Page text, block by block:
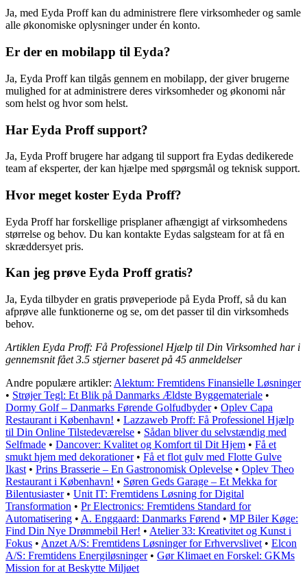
Ja, med Eyda Proff kan du administrere flere virksomheder og samle
alle økonomiske oplysninger under én konto.
Er der en mobilapp til Eyda?
Ja, Eyda Proff kan tilgås gennem en mobilapp, der giver brugerne
mulighed for at administrere deres virksomheder og økonomi når
som helst og hvor som helst.
Har Eyda Proff support?
Ja, Eyda Proff brugere har adgang til support fra Eydas dedikerede
team af eksperter, der kan hjælpe med spørgsmål og teknisk support.
Hvor meget koster Eyda Proff?
Eyda Proff har forskellige prisplaner afhængigt af virksomhedens
størrelse og behov. Du kan kontakte Eydas salgsteam for at få en
skræddersyet pris.
Kan jeg prøve Eyda Proff gratis?
Ja, Eyda tilbyder en gratis prøveperiode på Eyda Proff, så du kan
afprøve alle funktionerne og se, om det passer til din virksomheds
behov.
Artiklen Eyda Proff: Få Professionel Hjælp til Din Virksomhed har i
gennemsnit fået3.5 stjerner baseret på 45 anmeldelser
Andre populære artikler: Alektum: Fremtidens Finansielle Løsninger
• Strøjer Tegl: Et Blik på Danmarks Ældste Byggemateriale •
Dormy Golf – Danmarks Førende Golfudbyder• Oplev Capa
Restaurant i København! • Lazzaweb Proff: Få Professionel Hjælp
til Din Online Tilstedeværelse • Sådan bliver du selvstændig med
Selfmade • Dancover: Kvalitet og Komfort til Dit Hjem • Få et
smukt hjem med dekorationer• Få et flot gulv med Flotte Gulve
Ikast • Prins Brasserie – En Gastronomisk Oplevelse • Oplev Theo
Restaurant i København! • Søren Geds Garage – Et Mekka for
Bilentusiaster• Unit IT: Fremtidens Løsning for Digital
Transformation • Pr Electronics: Fremtidens Standard for
Automatisering • A. Enggaard: Danmarks Førend • MP Biler Køge:
Find Din Nye Drømmebil Her! • Atelier 33: Kreativitet og Kunst i
Fokus • Anzet A/S: Fremtidens Løsninger for Erhvervslivet • Elcon
A/S: Fremtidens Energiløsninger• Gør Klimaet en Forskel: GKMs
Mission for at Beskytte Miljøet